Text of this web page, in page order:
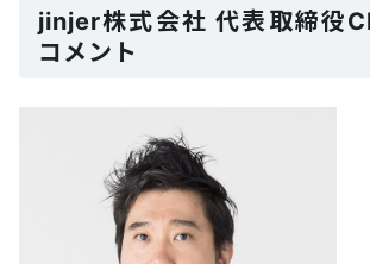
jinjer株式会社 代表取締役
コメント